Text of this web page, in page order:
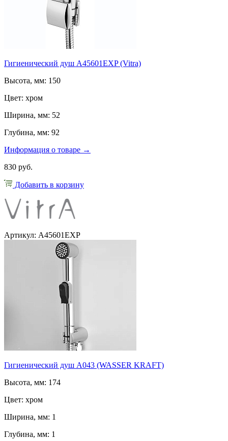
Гигиенический душ A45601EXP (Vitra)
Высота, мм: 150
Цвет: хром
Ширина, мм: 52
Глубина, мм: 92
Информация о товаре →
830 руб.
Добавить в корзину
Артикул: A45601EXP
Гигиенический душ А043 (WASSER KRAFT)
Высота, мм: 174
Цвет: хром
Ширина, мм: 1
Глубина, мм: 1